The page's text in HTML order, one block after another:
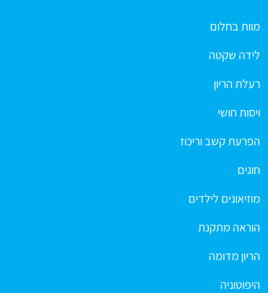
מוות בחלום
לידה שקטה
רעלת הריון
ויסות חושי
הפרעת קשב וריכוז
חוגים
מוזיאונים לילדים
הוראה מתקנת
הריון מדומה
היפוטוניה